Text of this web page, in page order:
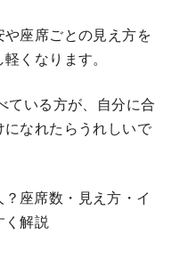
座席ごとの見え方を
くなります。
ている方が、自分に合
なれたらうれしいで